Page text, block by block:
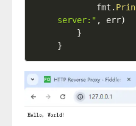
        fmt
.
server:" , err)
}
}